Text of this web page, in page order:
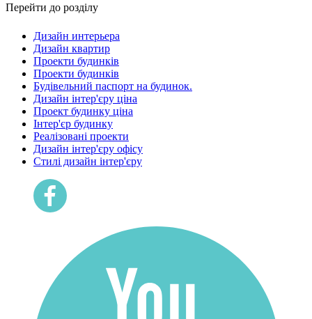
Перейти до розділу
Дизайн интерьера
Дизайн квартир
Проекти будинків
Проекти будинків
Будівельний паспорт на будинок.
Дизайн інтер'єру ціна
Проект будинку ціна
Інтер'єр будинку
Реалізовані проекти
Дизайн інтер'єру офісу
Cтилі дизайн інтер'єру